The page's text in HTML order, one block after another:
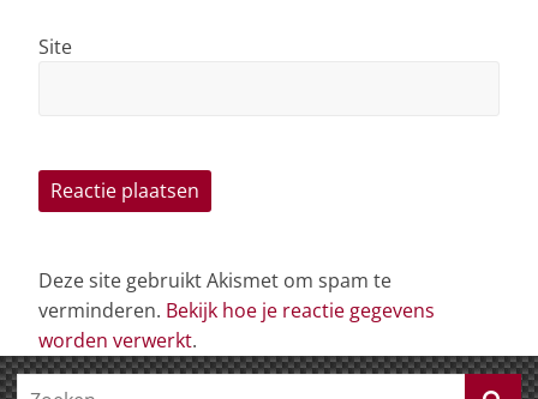
Site
Deze site gebruikt Akismet om spam te
verminderen. Bekijk hoe je reactie gegevens
worden verwerkt.